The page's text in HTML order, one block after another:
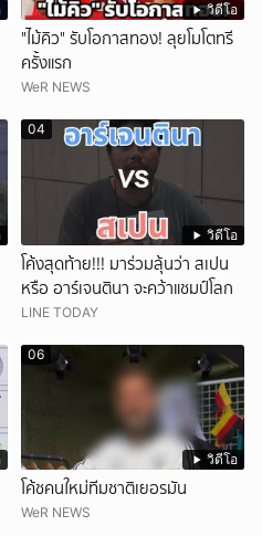
วิดีโอ
"ไม้คิว" รับโอกาสทอง! ลุยโมโตทรี
ครั้งแรก
WeR NEWS
วิดีโอ
04
โค้งสุดท้าย!!! มาร่วมลุ้นว่า สเปน
หรือ อาร์เจนตินา จะคว้าแชมป์โลก
LINE TODAY
วิดีโอ
06
โค้ชคนใหม่ทีมชาติเยอรมัน
WeR NEWS